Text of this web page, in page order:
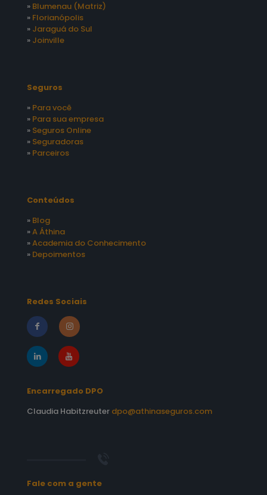
» Blumenau (Matriz)
» Florianópolis
» Jaraguá do Sul
» Joinville
Seguros
» Para você
» Para sua empresa
» Seguros Online
» Seguradoras
» Parceiros
Conteúdos
» Blog
»A Áthina
»Academia do Conhecimento
» Depoimentos
Redes Sociais
Encarregado DPO
Claudia Habitzreuter dpo@athinaseguros.com
Fale com a gente